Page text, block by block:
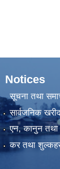
Notices
सूचना तथा
सार्वजनिक
एन, कानुन तथा
कर तथा